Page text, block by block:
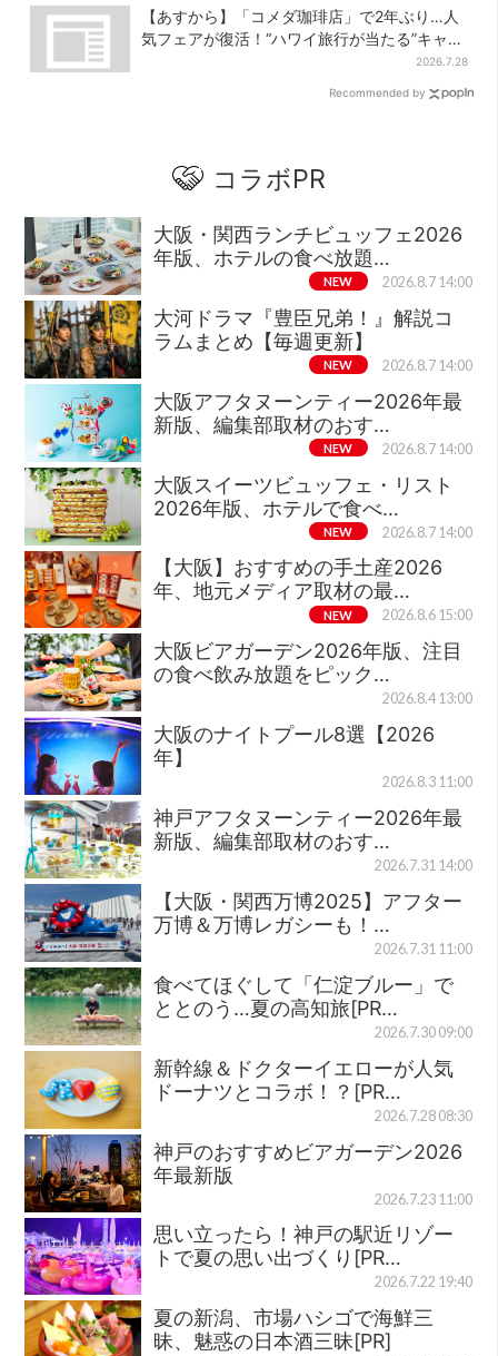
【あすから】「コメダ珈琲店」で2年ぶり…人
気フェアが復活！“ハワイ旅行が当たる”キャン
2026.7.28
Recommended by
コラボPR
大阪・関西ランチビュッフェ2026
年版、ホテルの食べ放題…
NEW 2026.8.7 14:00
大河ドラマ『豊臣兄弟！』解説コ
ラムまとめ【毎週更新】
NEW 2026.8.7 14:00
大阪アフタヌーンティー2026年最
新版、編集部取材のおす…
NEW 2026.8.7 14:00
大阪スイーツビュッフェ・リスト
2026年版、ホテルで食べ…
NEW 2026.8.7 14:00
【大阪】おすすめの手土産2026
年、地元メディア取材の最…
NEW 2026.8.6 15:00
大阪ビアガーデン2026年版、注目
の食べ飲み放題をピック…
2026.8.4 13:00
大阪のナイトプール8選【2026
年】
2026.8.3 11:00
神戸アフタヌーンティー2026年最
新版、編集部取材のおす…
2026.7.31 14:00
【大阪・関西万博2025】アフター
万博＆万博レガシーも！…
2026.7.31 11:00
食べてほぐして「仁淀ブルー」で
ととのう…夏の高知旅[PR…
2026.7.30 09:00
新幹線＆ドクターイエローが人気
ドーナツとコラボ！？[PR…
2026.7.28 08:30
神戸のおすすめビアガーデン2026
年最新版
2026.7.23 11:00
思い立ったら！神戸の駅近リゾー
トで夏の思い出づくり[PR…
2026.7.22 19:40
夏の新潟、市場ハシゴで海鮮三
昧、魅惑の日本酒三昧[PR]